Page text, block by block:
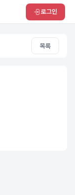
로그인
목록